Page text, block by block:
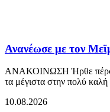
Ανανέωσε με τον
ΑΝΑΚΟΙΝΩΣΗ Ήρθε πέρσι
τα μέγιστα στην πολύ καλή
10.08.2026